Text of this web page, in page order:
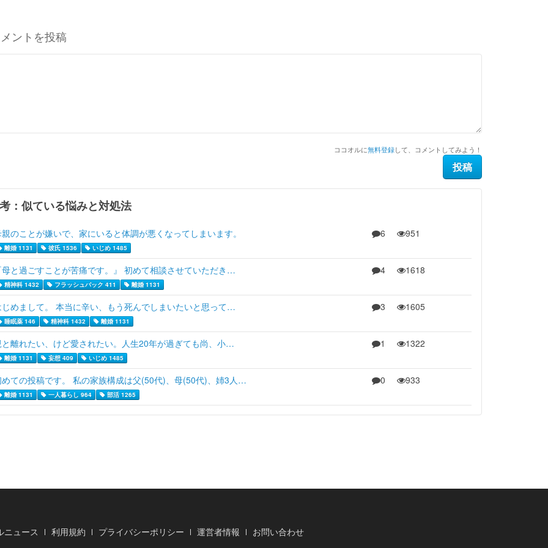
ントを投稿
ココオルに無料登録して、コメントしてみよう！
：似ている悩みと対処法
のことが嫌いで、家にいると体調が悪くなってしまいます。
離婚 1131 彼氏 1536 いじめ 1485
6 951
母と過ごすことが苦痛です。』 初めて相談させていただき…
精神科 1432 フラッシュバック 411 離婚 1131
4 1618
じめまして。 本当に辛い、もう死んでしまいたいと思って…
睡眠薬 146 精神科 1432 離婚 1131
3 1605
と離れたい、けど愛されたい。人生20年が過ぎても尚、小…
離婚 1131 妄想 409 いじめ 1485
1 1322
めての投稿です。 私の家族構成は父(50代)、母(50代)、姉3人…
離婚 1131 一人暮らし 964 部活 1265
0 933
ニュース 利用規約 プライバシーポリシー 運営者情報 お問い合わせ